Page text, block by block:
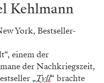
Kehlmann
York, Bestseller-
einem der
der Nachkriegszeit,
„Tyll“ brachte